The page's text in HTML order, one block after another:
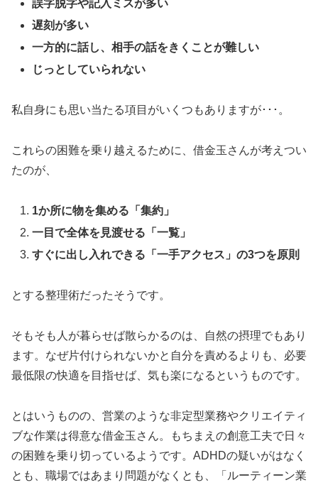
誤字脱字や記入ミスが多い
遅刻が多い
一方的に話し、相手の話をきくことが難しい
じっとしていられない
私自身にも思い当たる項目がいくつもありますが･･･。
これらの困難を乗り越えるために、借金玉さんが考えつい
たのが、
1か所に物を集める「集約」
一目で全体を見渡せる「一覧」
すぐに出し入れできる「一手アクセス」の3つを原則
とする整理術だったそうです。
そもそも人が暮らせば散らかるのは、自然の摂理でもあり
ます。なぜ片付けられないかと自分を責めるよりも、必要
最低限の快適を目指せば、気も楽になるというものです。
とはいうものの、営業のような非定型業務やクリエイティ
ブな作業は得意な借金玉さん。もちまえの創意工夫で日々
の困難を乗り切っているようです。ADHDの疑いがはなく
とも、職場ではあまり問題がなくとも、「ルーティーン業